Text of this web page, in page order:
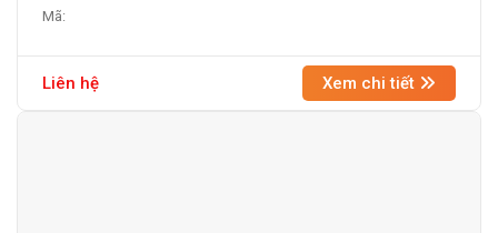
Mã:
Liên hệ Xem chi tiết